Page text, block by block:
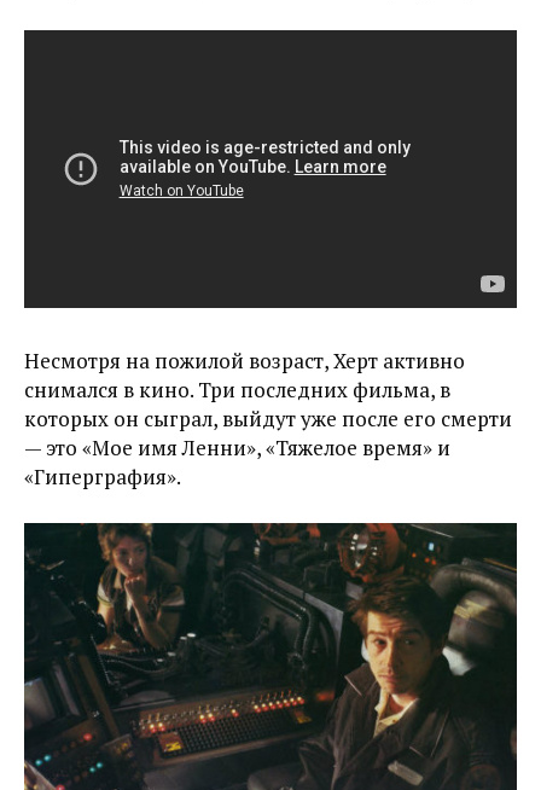
Несмотря на пожилой возраст, Херт активно
снимался в кино. Три последних фильма, в
которых он сыграл, выйдут уже после его смерти
— это «Мое имя Ленни», «Тяжелое время» и
«Гиперграфия».